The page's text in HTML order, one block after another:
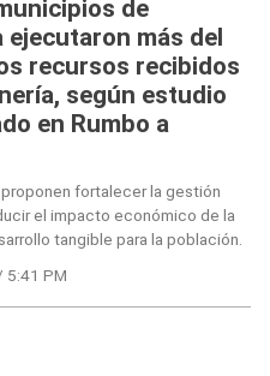
de
ejecutaron más del
recursos recibidos
según estudio
en Rumbo a
fortalecer la gestión
el impacto económico de la
tangible para la población.
PM